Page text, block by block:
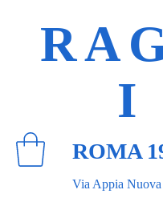
Via Appia
I
ROMA